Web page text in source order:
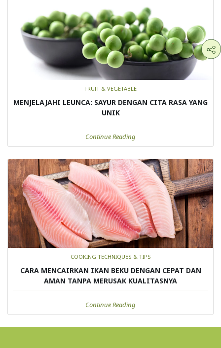
FRUIT & VEGETABLE
MENJELAJAHI LEUNCA: SAYUR DENGAN CITA RASA YANG
UNIK
Continue Reading
COOKING TECHNIQUES & TIPS
CARA MENCAIRKAN IKAN BEKU DENGAN CEPAT DAN
AMAN TANPA MERUSAK KUALITASNYA
Continue Reading